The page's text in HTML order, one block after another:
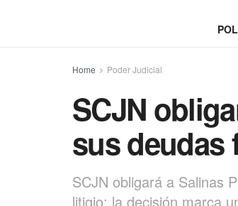
Home Poder Judicial
SCJN
sus deudas
SCJN obligará a Salinas
litigio; la decisión marca